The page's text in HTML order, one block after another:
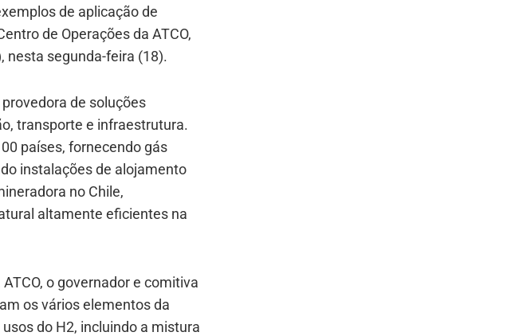
de aplicação de
de Operações da ATCO,
nesta segunda-feira (18).
de soluções
transporte e infraestrutura.
países, fornecendo gás
instalações de alojamento
no Chile,
altamente eficientes na
o governador e comitiva
os vários elementos da
do H2, incluindo a mistura